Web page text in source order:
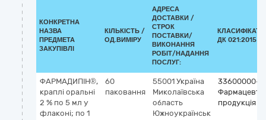
КОНКРЕТНА
НАЗВА
ПРЕДМЕТА
ЗАКУПІВЛІ
КІЛЬКІСТЬ /
ОД.ВИМІРУ
АДРЕСА
ДОСТАВКИ /
СТРОК
ПОСТАВКИ/
ВИКОНАННЯ
РОБІТ/НАДАННЯ
ПОСЛУГ:
ДК 021:2015
ФАРМАДИПІН®,
краплі оральні
2 % по 5 мл у
флаконі; по 1
60
паковання
55001 Україна
Миколаївська
область
Южноукраїнськ
33600000-6
продукція